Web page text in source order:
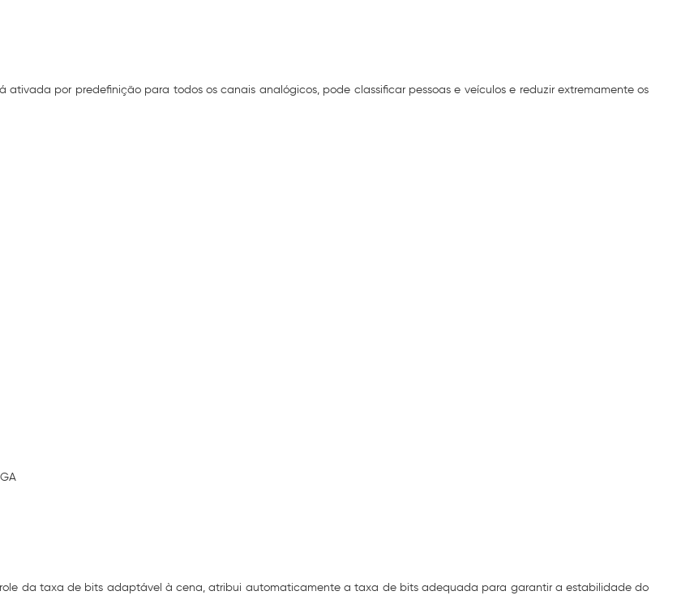
por predefinição para todos os canais analógicos, pode classificar pessoas e veículos e reduzir extremamente os
da taxa de bits adaptável à cena, atribui automaticamente a taxa de bits adequada para garantir a estabilidade do